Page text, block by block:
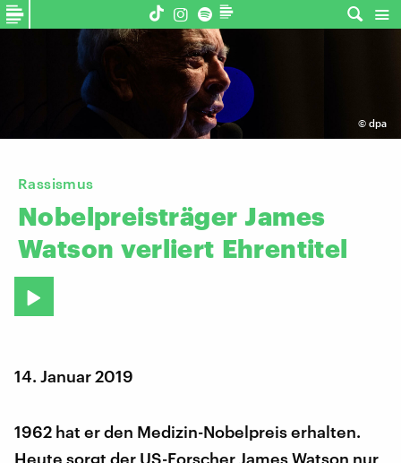
© dpa
Rassismus
Nobelpreisträger James
Watson verliert Ehrentitel
14. Januar 2019
1962 hat er den Medizin-Nobelpreis erhalten.
Heute sorgt der US-Forscher James Watson nur